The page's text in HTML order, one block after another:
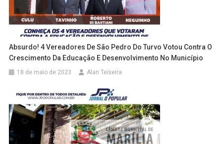
Absurdo! 4 Vereadores De São Pedro Do Turvo Votou Contra O
Crescimento Da Educação E Desenvolvimento No Município
18 de maio de 2023 Alan Teixeira